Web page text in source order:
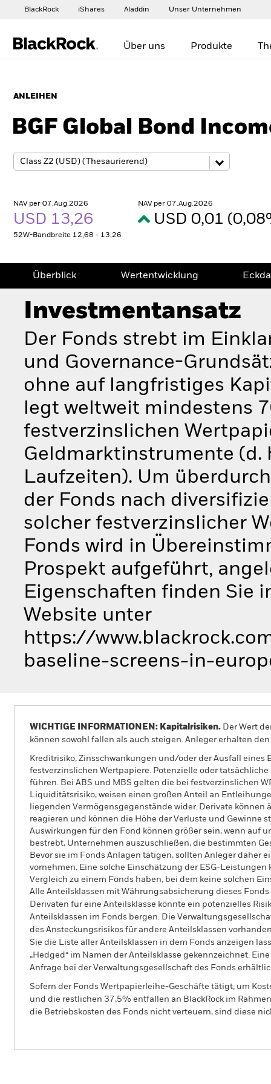
BlackRock iShares Aladdin Unser Unternehmen
Über uns Produkte
ANLEIHEN
BGF Global Bond
NAV per 07.Aug.2026
USD 13,26
52W-Bandbreite 12,68 - 13,26
NAV per 07.Aug.2026
USD 0,01
Überblick Wertentwicklung
Investmentansatz
Der Fonds strebt im
und Governance-
ohne auf langfristiges
legt weltweit mindestens
festverzinslichen
Geldmarktinstrumente (d.
Laufzeiten). Um
der Fonds nach
solcher festverzinslicher
Fonds wird in
Prospekt aufgeführt,
Eigenschaften finden Sie
Website unter
https://
baseline-screens-in-
WICHTIGE INFORMATIONEN: Kapitalrisiken. Der Wert
können sowohl fallen als auch steigen. Anleger erhalten
Kreditrisiko, Zinsschwankungen und/oder der Ausfall
festverzinslichen Wertpapiere. Potenzielle oder
führen. Bei ABS und MBS gelten die bei festverzinslichen
Liquiditätsrisiko, weisen einen großen Anteil an
liegenden Vermögensgegenstände wider. Derivate
reagieren und können die Höhe der Verluste und Gewinne
Auswirkungen für den Fond können größer sein, wenn auf
bestrebt, Unternehmen auszuschließen, die bestimmten
Bevor sie im Fonds Anlagen tätigen, sollten Anleger daher
vornehmen. Eine solche Einschätzung der ESG-
Vergleich zu einem Fonds haben, bei dem keine solchen
Alle Anteilsklassen mit Währungsabsicherung dieses
Derivaten für eine Anteilsklasse könnte ein potenzielles
Anteilsklassen im Fonds bergen. Die
des Ansteckungsrisikos für andere Anteilsklassen
Sie die Liste aller Anteilsklassen in dem Fonds anzeigen
„Hedged“ im Namen der Anteilsklasse gekennzeichnet.
Anfrage bei der Verwaltungsgesellschaft des Fonds
Sofern der Fonds Wertpapierleihe-Geschäfte tätigt, um
und die restlichen 37,5% entfallen an BlackRock im
die Betriebskosten des Fonds nicht verteuern, sind diese